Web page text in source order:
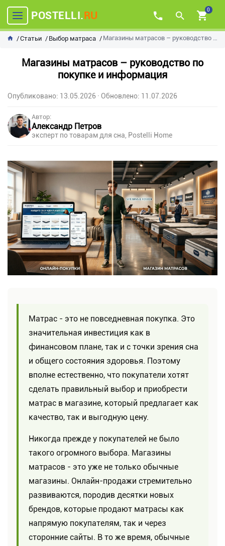
POSTELLI.RU 0
Статьи Выбор матраса Магазины матрасов – руководство по покупке и информация
Магазины матрасов – руководство по
покупке и информация
Опубликовано: 13.05.2026 · Обновлено: 11.07.2026
Автор:
Александр Петров
эксперт по товарам для сна, Postelli Home
Матрас - это не повседневная покупка. Это
значительная инвестиция как в
финансовом плане, так и с точки зрения сна
и общего состояния здоровья. Поэтому
вполне естественно, что покупатели хотят
сделать правильный выбор и приобрести
матрас в магазине, который предлагает как
качество, так и выгодную цену.
Никогда прежде у покупателей не было
такого огромного выбора. Магазины
матрасов - это уже не только обычные
магазины. Онлайн-продажи стремительно
развиваются, породив десятки новых
брендов, которые продают матрасы как
напрямую покупателям, так и через
сторонние сайты. В то же время, обычные